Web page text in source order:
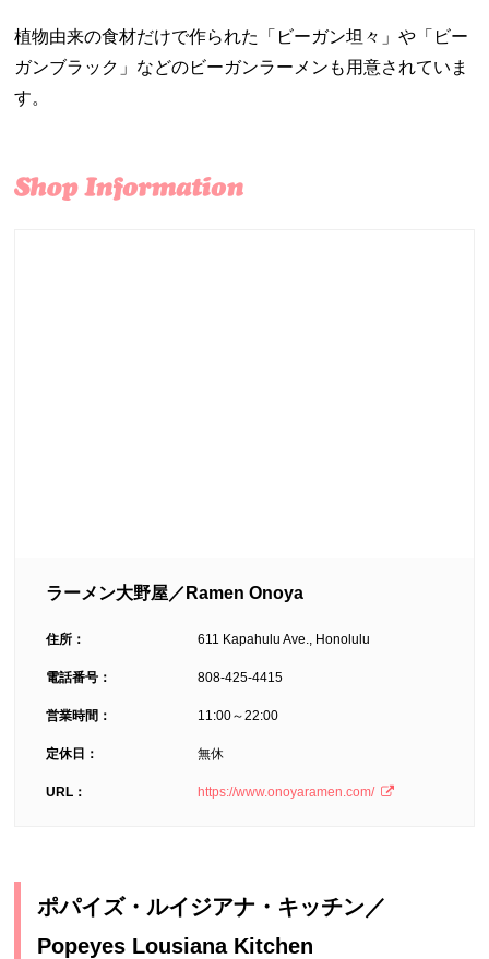
植物由来の食材だけで作られた「ビーガン坦々」や「ビー
ガンブラック」などのビーガンラーメンも用意されていま
す。
ラーメン大野屋／Ramen Onoya
住所： 611 Kapahulu Ave., Honolulu
電話番号： 808-425-4415
営業時間： 11:00～22:00
定休日： 無休
URL： https://www.onoyaramen.com/
ポパイズ・ルイジアナ・キッチン／
Popeyes Lousiana Kitchen